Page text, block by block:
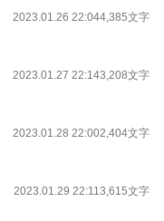
2023.01.26 22:044,385文字
2023.01.27 22:143,208文字
2023.01.28 22:002,404文字
2023.01.29 22:113,615文字